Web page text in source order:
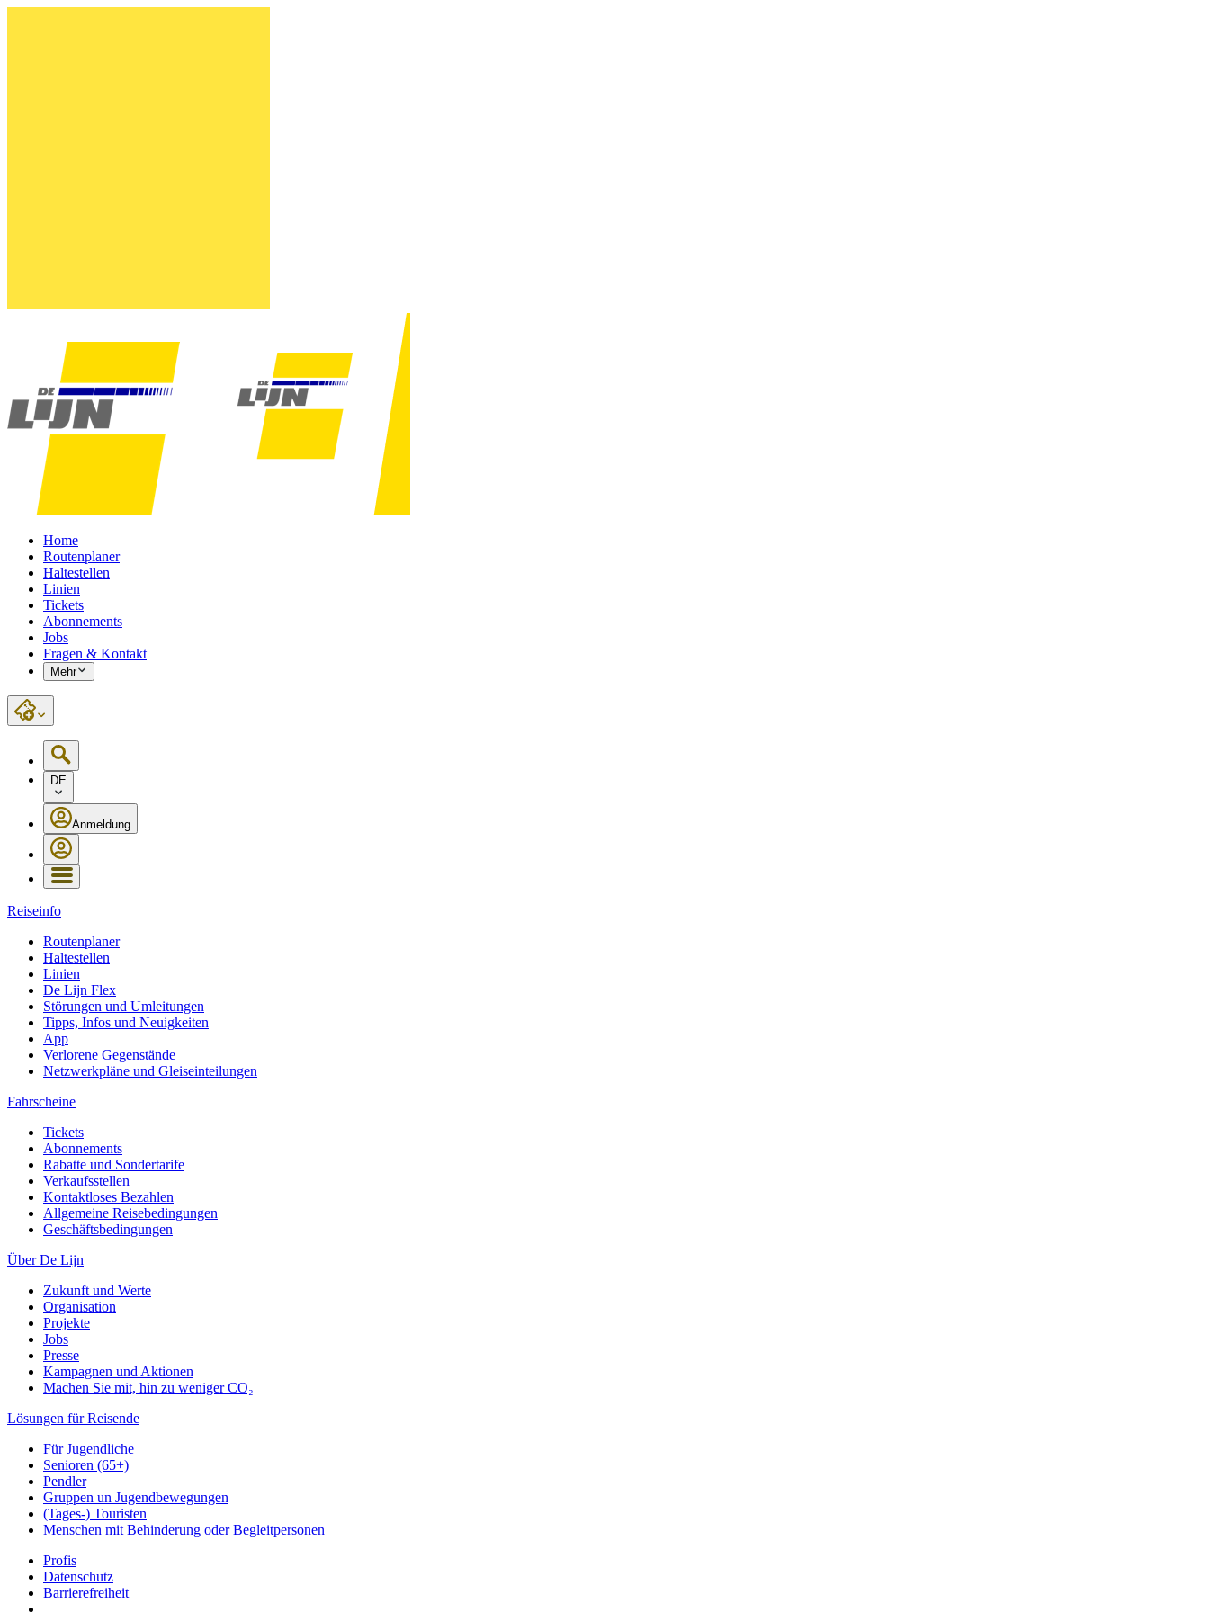
Home
Routenplaner
Haltestellen
Linien
Tickets
Abonnements
Jobs
Fragen & Kontakt
Mehr
DE
Anmeldung
Reiseinfo
Routenplaner
Haltestellen
Linien
De Lijn Flex
Störungen und Umleitungen
Tipps, Infos und Neuigkeiten
App
Verlorene Gegenstände
Netzwerkpläne und Gleiseinteilungen
Fahrscheine
Tickets
Abonnements
Rabatte und Sondertarife
Verkaufsstellen
Kontaktloses Bezahlen
Allgemeine Reisebedingungen
Geschäftsbedingungen
Über De Lijn
Zukunft und Werte
Organisation
Projekte
Jobs
Presse
Kampagnen und Aktionen
Machen Sie mit, hin zu weniger CO₂
Lösungen für Reisende
Für Jugendliche
Senioren (65+)
Pendler
Gruppen un Jugendbewegungen
(Tages-) Touristen
Menschen mit Behinderung oder Begleitpersonen
Profis
Datenschutz
Barrierefreiheit